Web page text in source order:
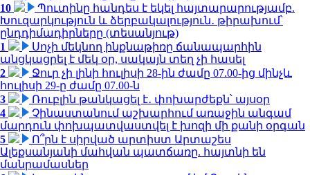
10
Պուտինը հանդես է եկել հայտարարությամբ.
Խուզարկություն և ձերբակալություն․ թիրախում՝
ընդդիմադիրները (տեսանյութ)
1
Սոչի մեկնող ինքնաթիռը ճանապարհին
անցկացրել է մեկ օր, սակայն տեղ չի հասել
2
Ջուր չի լինի հուլիսի 28-ին ժամը 07.00-ից մինչև
հուլիսի 29-ը ժամը 07.00-ն
3
Ռուբլին թանկացել է․ փոխարժեքն՝ այսօր
4
Չինաստանում աշխարհում առաջին անգամ
մարդուն փոխպատվաստվել է խոզի մի քանի օրգան
5
Ո՞րն է սիրված արտիստ Արտաշես
Ալեքսանյանի մահվան պատճառը. հայտնի են
մանրամասներ